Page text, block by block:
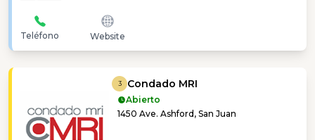
Teléfono Website
3 Condado MRI
Abierto
1450 Ave. Ashford, San Juan